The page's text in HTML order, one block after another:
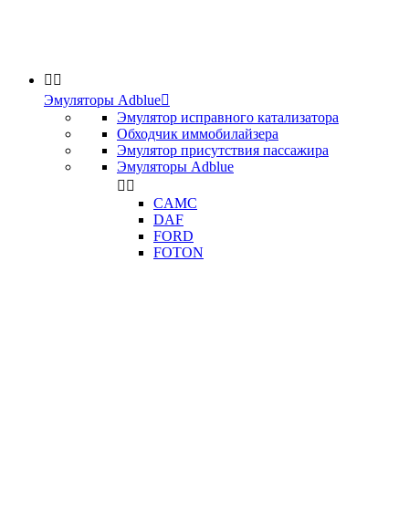
 
Эмуляторы Adblue
Эмулятор исправного катализатора
Обходчик иммобилайзера
Эмулятор присутствия пассажира
Эмуляторы Adblue
 
CAMC
DAF
FORD
FOTON